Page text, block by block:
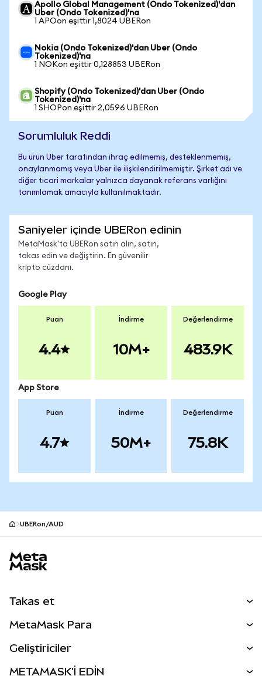
Apollo Global Management (Ondo Tokenized)'dan
Uber (Ondo Tokenized)'na
1 APOon eşittir 1,8024 UBERon
Nokia (Ondo Tokenized)'dan Uber (Ondo
Tokenized)'na
1 NOKon eşittir 0,128853 UBERon
Shopify (Ondo Tokenized)'dan Uber (Ondo
Tokenized)'na
1 SHOPon eşittir 2,0596 UBERon
Sorumluluk Reddi
Bu ürün Uber tarafından ihraç edilmemiş, desteklenmemiş,
onaylanmamış veya Uber ile ilişkilendirilmemiştir. Şirket adı ve
diğer ticari markalar yalnızca dayanak referans varlığını
tanımlamak amacıyla kullanılmaktadır.
Saniyeler içinde UBERon edinin
MetaMask'ta UBERon satın alın, satın,
takas edin ve değiştirin. En güvenilir
kripto cüzdanı.
Google Play
Puan
4.4
İndirme
10M+
Değerlendirme
483.9K
App Store
Puan
4.7
İndirme
50M+
Değerlendirme
75.8K
UBERon/AUD
Takas et
Perps
MetaMask Para
Geliştiriciler
METAMASK'İ EDİN